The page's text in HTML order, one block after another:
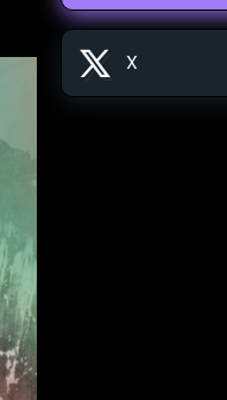
X